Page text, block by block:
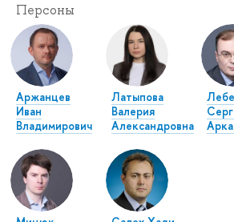
Персоны
Аржанцев
Иван
Владимирович
Латыпова
Валерия
Александровна